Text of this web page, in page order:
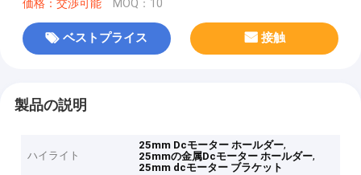
価格：交渉可能 MOQ：10
ベストプライス 接触
製品の説明
ハイライト
25mm Dcモーター ホールダー,
25mmの金属Dcモーター ホールダー,
25mm dcモーター ブラケット